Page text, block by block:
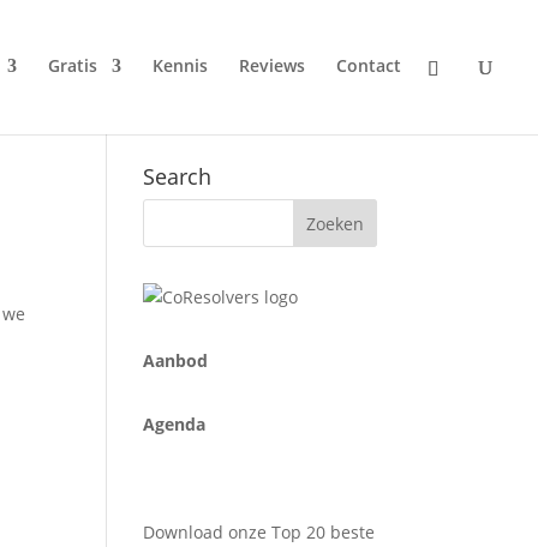
Gratis Kennis Reviews Contact
Search
Aanbod
Agenda
Download onze Top 20 beste